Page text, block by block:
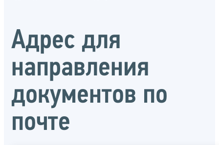
Адрес для
направления
документов по
почте